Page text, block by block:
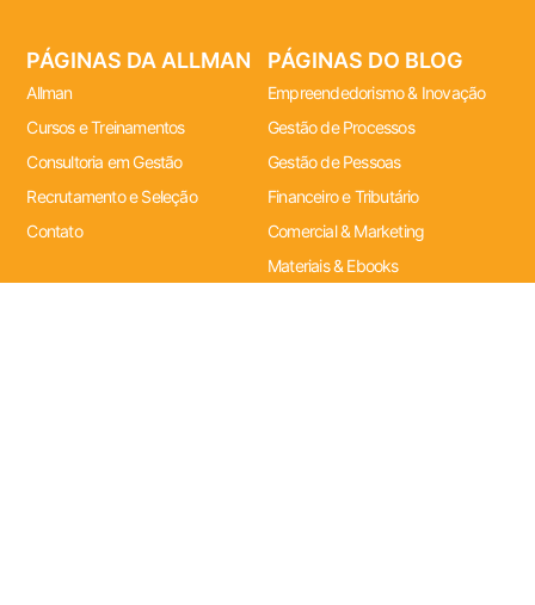
PÁGINAS DA ALLMAN
Allman
Cursos e Treinamentos
Consultoria em Gestão
Recrutamento e Seleção
Contato
PÁGINAS DO BLOG
Empreendedorismo & Inovação
Gestão de Processos
Gestão de Pessoas
Financeiro e Tributário
Comercial & Marketing
Materiais & Ebooks